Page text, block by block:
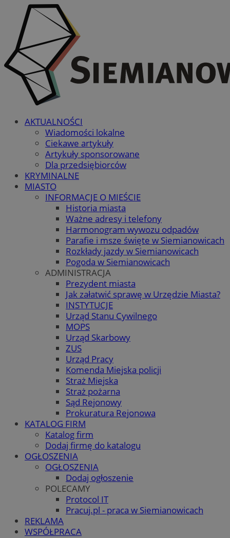
AKTUALNOŚCI
Wiadomości lokalne
Ciekawe artykuły
Artykuły sponsorowane
Dla przedsiębiorców
KRYMINALNE
MIASTO
INFORMACJE O MIEŚCIE
Historia miasta
Ważne adresy i telefony
Harmonogram wywozu odpadów
Parafie i msze święte w Siemianowicach
Rozkłady jazdy w Siemianowicach
Pogoda w Siemianowicach
ADMINISTRACJA
Prezydent miasta
Jak załatwić sprawę w Urzędzie Miasta?
INSTYTUCJE
Urząd Stanu Cywilnego
MOPS
Urząd Skarbowy
ZUS
Urząd Pracy
Komenda Miejska policji
Straż Miejska
Straż pożarna
Sąd Rejonowy
Prokuratura Rejonowa
KATALOG FIRM
Katalog firm
Dodaj firmę do katalogu
OGŁOSZENIA
OGŁOSZENIA
Dodaj ogłoszenie
POLECAMY
Protocol IT
Pracuj.pl - praca w Siemianowicach
REKLAMA
WSPÓŁPRACA